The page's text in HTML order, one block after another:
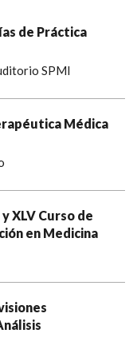
de Práctica
SPMI
Médica
XLV Curso de
en Medicina